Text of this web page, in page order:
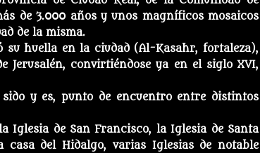
de 3.000 años y unos magníficos mosaicos
de la misma.
su huella en la ciudad (Al-Kasahr, fortaleza),
Jerusalén, convirtiéndose ya en el siglo XVI,
y es, punto de encuentro entre distintos
Iglesia de San Francisco, la Iglesia de Santa
del Hidalgo, varias Iglesias de notable